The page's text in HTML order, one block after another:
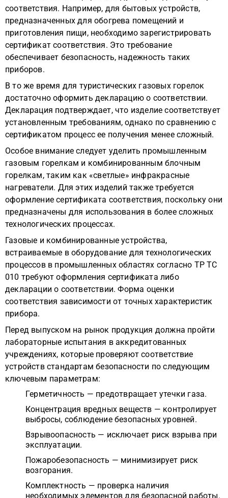
соответствия. Например, для бытовых устройств,
предназначенных для обогрева помещений и
приготовления пищи, необходимо зарегистрировать
сертификат соответствия. Это требование
обеспечивает безопасность, надежность таких
приборов.
В то же время для туристических газовых горелок
достаточно оформить декларацию о соответствии.
Декларация подтверждает, что изделие соответствует
установленным требованиям, однако по сравнению с
сертификатом процесс ее получения менее сложный.
Особое внимание следует уделить промышленным
газовым горелкам и комбинированным блочным
горелкам, таким как «светлые» инфракрасные
нагреватели. Для этих изделий также требуется
оформление сертификата соответствия, поскольку они
предназначены для использования в более сложных
технологических процессах.
Газовые и комбинированные устройства,
встраиваемые в оборудование для технологических
процессов в промышленных областях согласно ТР ТС
010 требуют оформления сертификата либо
декларации о соответствии. Форма оценки
соответствия зависимости от точных характеристик
прибора.
Перед выпуском на рынок продукция должна пройти
лабораторные испытания в аккредитованных
учреждениях, которые проверяют соответствие
устройств стандартам безопасности по следующим
ключевым параметрам:
Герметичность — предотвращает утечки газа.
Концентрация вредных веществ — контролирует
выбросы, соблюдение безопасных уровней.
Взрывоопасность — исключает риск взрыва при
эксплуатации.
Пожаробезопасность — минимизирует риск
возгорания.
Комплектность — проверка наличия
необходимых элементов для безопасной работы.